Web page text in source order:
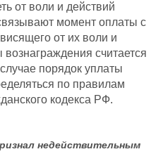
от воли и действий
момент оплаты с
от их воли и
считается
порядок уплаты
по правилам
кодекса РФ.
недействительным